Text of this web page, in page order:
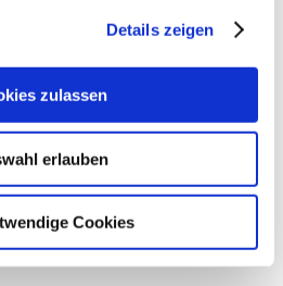
Details zeigen
zulassen
erlauben
Cookies
13:00
Anzeige
Dez 2020 00:16
vonhermann1
02:11
löschen